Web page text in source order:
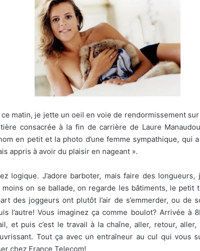
matin, je jette un oeil en voie de rendormissement
consacrée à la fin de carrière de Laure
en petit et la photo d’une femme sympathique, qui
appris à avoir du plaisir en nageant ».
logique. J’adore barboter, mais faire des longueurs,
moins on se ballade, on regarde les bâtiments, le petit
des joggeurs ont plutôt l’air de s’emmerder, ou de
l’autre! Vous imaginez ça comme boulot? Arrivée à
et puis c’est le travail à la chaîne, aller, retour, aller,
Tout ça avec un entraîneur au cul qui vous
chez France Telecom!